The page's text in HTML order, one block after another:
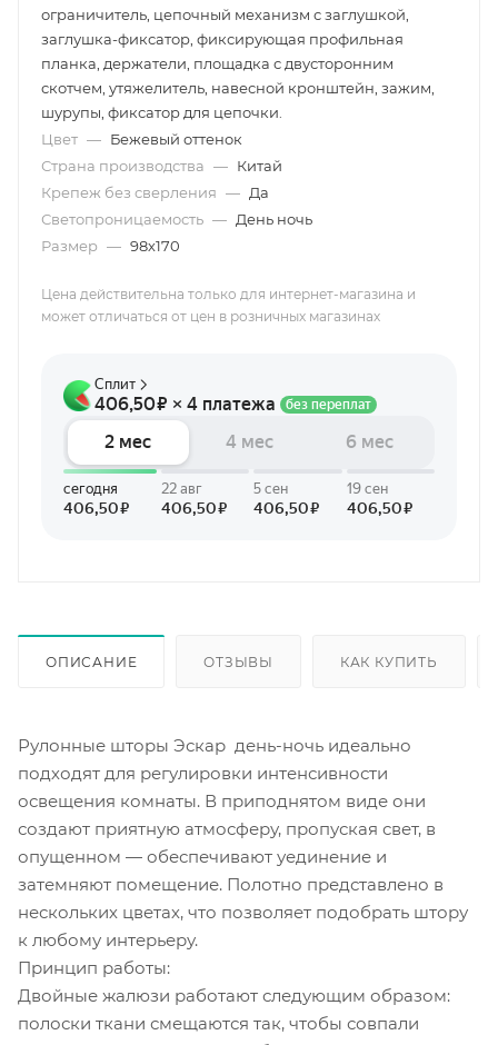
ограничитель, цепочный механизм с заглушкой,
заглушка-фиксатор, фиксирующая профильная
планка, держатели, площадка с двусторонним
скотчем, утяжелитель, навесной кронштейн, зажим,
шурупы, фиксатор для цепочки.
Цвет — Бежевый оттенок
Страна производства — Китай
Крепеж без сверления — Да
Светопроницаемость — День ночь
Размер — 98х170
Цена действительна только для интернет-магазина и
может отличаться от цен в розничных магазинах
ОПИСАНИЕ ОТЗЫВЫ КАК КУПИТЬ
Рулонные шторы Эскар день-ночь идеально
подходят для регулировки интенсивности
освещения комнаты. В приподнятом виде они
создают приятную атмосферу, пропуская свет, в
опущенном — обеспечивают уединение и
затемняют помещение. Полотно представлено в
нескольких цветах, что позволяет подобрать штору
к любому интерьеру.
Принцип работы:
Двойные жалюзи работают следующим образом:
полоски ткани смещаются так, чтобы совпали